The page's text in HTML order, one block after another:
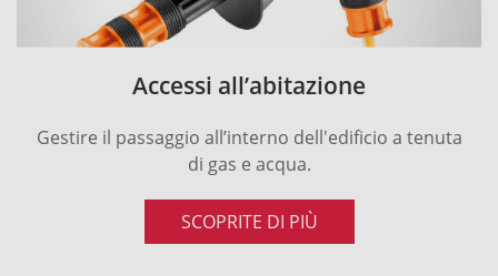
Accessi all’abitazione
Gestire il passaggio all’interno dell'edificio a tenuta
di gas e acqua.
SCOPRITE DI PIÙ